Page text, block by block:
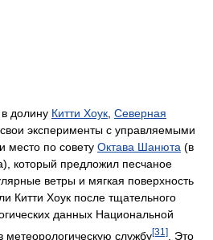
долину Китти Хоук Северная
свои эксперименты с управляемыми
место по совету Октава Шанюта (в
который предложил песчаное
ветры и мягкая поверхность
Китти Хоук после тщательного
данных Национальной
службу[31]
. Это